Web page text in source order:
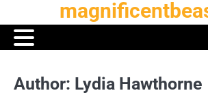
to
content
Author: Lydia Hawthorne